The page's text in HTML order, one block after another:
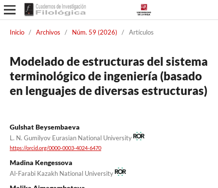
Inicio / Archivos / Núm. 59 (2026) / Artículos
Modelado de estructuras del sistema
terminológico de ingeniería (basado
en lenguajes de diversas estructuras)
Gulshat Beysembaeva
L. N. Gumilyov Eurasian National University
https://orcid.org/0000-0003-4024-6470
Madina Kengessova
Al-Farabi Kazakh National University